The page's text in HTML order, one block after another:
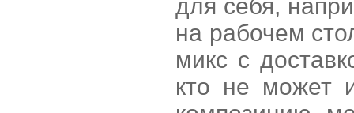
для себя,
на рабочем
микс с
кто не может